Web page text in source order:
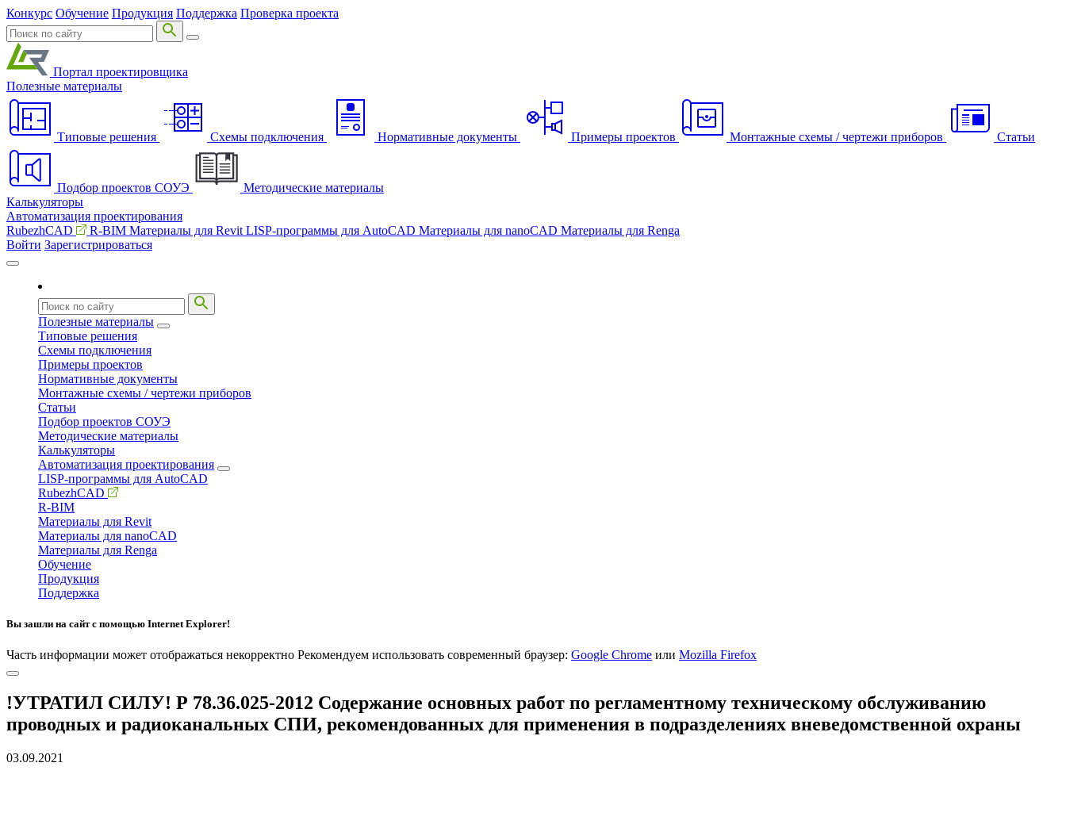
Конкурс Обучение Продукция Поддержка Проверка проекта
Портал проектировщика
Полезные материалы
Типовые решения Схемы подключения Нормативные документы Примеры проектов Монтажные схемы / чертежи приборов Статьи
Подбор проектов СОУЭ
Методические материалы
Калькуляторы
Автоматизация проектирования
RubezhCAD
R-BIM Материалы для Revit LISP-программы для AutoCAD Материалы для nanoCAD Материалы для Renga
Войти Зарегистрироваться
Полезные материалы
Типовые решения
Схемы подключения
Примеры проектов
Нормативные документы
Монтажные схемы / чертежи приборов
Статьи
Подбор проектов СОУЭ
Методические материалы
Калькуляторы
Автоматизация проектирования
LISP-программы для AutoCAD
RubezhCAD
R-BIM
Материалы для Revit
Материалы для nanoCAD
Материалы для Renga
Обучение
Продукция
Поддержка
Вы зашли на сайт с помощью Internet Explorer!
Часть информации может отображаться некорректно Рекомендуем использовать современный браузер: Google Chrome или Mozilla Firefox
!УТРАТИЛ СИЛУ! Р 78.36.025-2012 Содержание основных работ по регламентному техническому обслуживанию
проводных и радиоканальных СПИ, рекомендованных для применения в подразделениях вневедомственной охраны
03.09.2021